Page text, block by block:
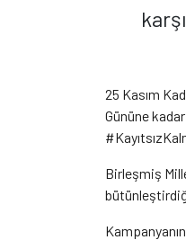
25 Kasım
Gününe
Birleşmiş